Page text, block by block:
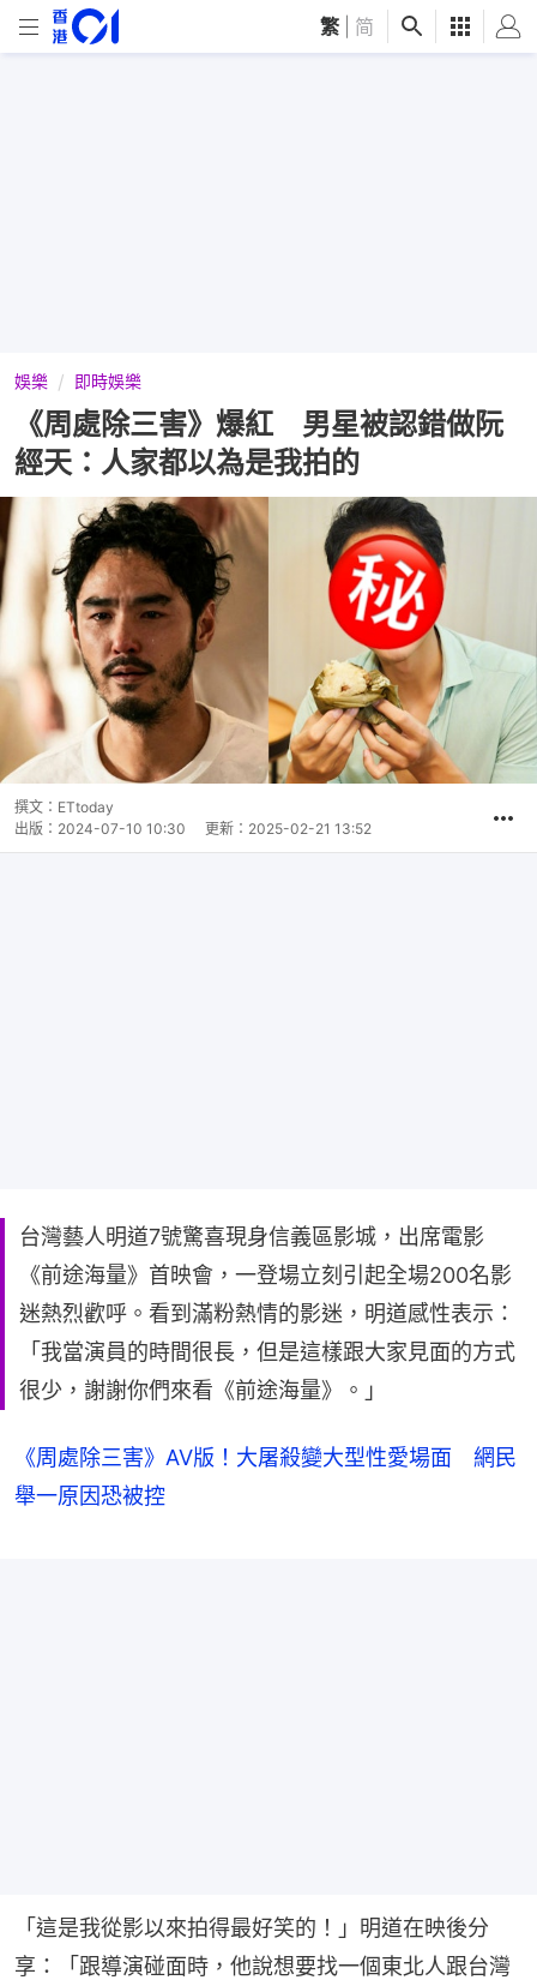
繁 简
娛樂 即時娛樂
《周處除三害》爆紅 男星被認錯做阮
經天：人家都以為是我拍的
撰文： ETtoday
出版： 2024-07-10 10:30 更新： 2025-02-21 13:52
台灣藝人明道7號驚喜現身信義區影城，出席電影
《前途海量》首映會，一登場立刻引起全場200名影
迷熱烈歡呼。看到滿粉熱情的影迷，明道感性表示：
「我當演員的時間很長，但是這樣跟大家見面的方式
很少，謝謝你們來看《前途海量》。」
《周處除三害》AV版！大屠殺變大型性愛場面 網民
舉一原因恐被控
「這是我從影以來拍得最好笑的！」明道在映後分
享：「跟導演碰面時，他說想要找一個東北人跟台灣